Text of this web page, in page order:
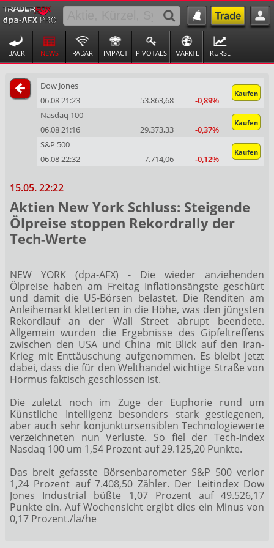
BACK NEWS RADAR IMPACT PIVOTALS MÄRKTE KURSE
Dow Jones
Kaufen
06.08 21:23 53.863,68
-0,89%
Nasdaq 100
Kaufen
06.08 21:16 29.373,33
-0,37%
S&P 500
Kaufen
06.08 22:32 7.714,06 -0,12%
15.05. 22:22
Aktien New York Schluss: Steigende
Ölpreise stoppen Rekordrally der
Tech-Werte
NEW YORK (dpa-AFX) - Die wieder anziehenden
Ölpreise haben am Freitag Inflationsängste geschürt
und damit die US-Börsen belastet. Die Renditen am
Anleihemarkt kletterten in die Höhe, was den jüngsten
Rekordlauf an der Wall Street abrupt beendete.
Allgemein wurden die Ergebnisse des Gipfeltreffens
zwischen den USA und China mit Blick auf den Iran-
Krieg mit Enttäuschung aufgenommen. Es bleibt jetzt
dabei, dass die für den Welthandel wichtige Straße von
Hormus faktisch geschlossen ist.
Die zuletzt noch im Zuge der Euphorie rund um
Künstliche Intelligenz besonders stark gestiegenen,
aber auch sehr konjunktursensiblen Technologiewerte
verzeichneten nun Verluste. So fiel der Tech-Index
Nasdaq 100 um 1,54 Prozent auf 29.125,20 Punkte.
Das breit gefasste Börsenbarometer S&P 500 verlor
1,24 Prozent auf 7.408,50 Zähler. Der Leitindex Dow
Jones Industrial büßte 1,07 Prozent auf 49.526,17
Punkte ein. Auf Wochensicht ergibt dies ein Minus von
0,17 Prozent./la/he